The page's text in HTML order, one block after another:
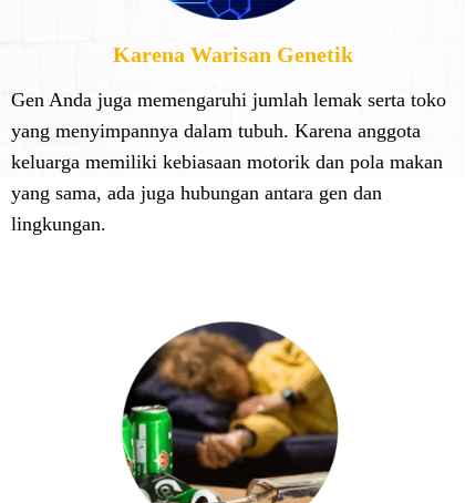
Karena Warisan Genetik
Gen Anda juga memengaruhi jumlah lemak serta toko
yang menyimpannya dalam tubuh. Karena anggota
keluarga memiliki kebiasaan motorik dan pola makan
yang sama, ada juga hubungan antara gen dan
lingkungan.